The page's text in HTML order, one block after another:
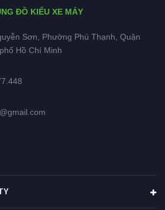
ĐỒ KIỂU XE MÁY
Sơn, Phường Phú Thạnh, Quận
Hồ Chí Minh